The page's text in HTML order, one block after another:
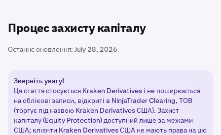
Процес захисту капіталу
Останнє оновлення: July 28, 2026
Зверніть увагу!
Ця стаття стосується Kraken Derivatives і не поширюється
на облікові записи, відкриті в NinjaTrader Clearing, ТОВ
(торгує під назвою Kraken Derivatives США). Захист
капіталу (Equity Protection) доступний лише за межами
США; клієнти Kraken Derivatives США не мають права на цю